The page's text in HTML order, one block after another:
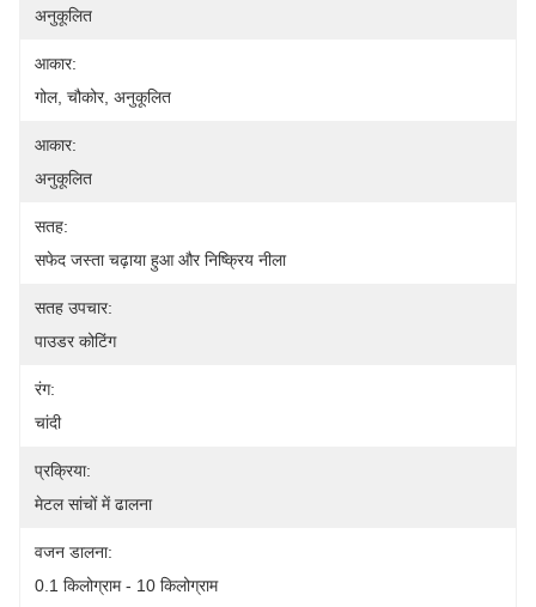
अनुकूलित
आकार:
गोल, चौकोर, अनुकूलित
आकार:
अनुकूलित
सतह:
सफेद जस्ता चढ़ाया हुआ और निष्क्रिय नीला
सतह उपचार:
पाउडर कोटिंग
रंग:
चांदी
प्रक्रिया:
मेटल सांचों में ढालना
वजन डालना:
0.1 किलोग्राम - 10 किलोग्राम